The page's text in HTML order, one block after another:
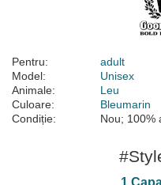
Pentru:
adult
Model:
Unisex
Animale:
Leu
Culoare:
Bleumarin
Condiție:
Nou; 100%